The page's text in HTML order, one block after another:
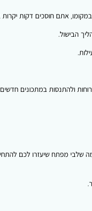
הבישול.
ולהתנסות במתכונים
שלבי מפתח שיעזרו לכם